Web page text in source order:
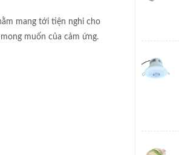
mang tới tiện nghi cho
muốn của cảm ứng.